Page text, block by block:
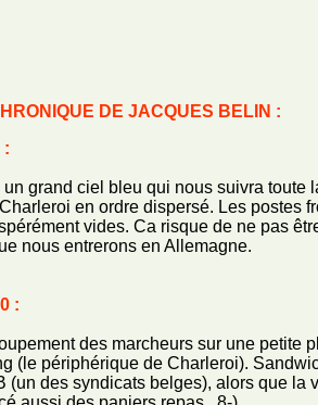
DE JACQUES BELIN :
:
un grand ciel bleu qui nous suivra toute
en ordre dispersé. Les postes
vides. Ca risque de ne pas
nous entrerons en Allemagne.
:
des marcheurs sur une petite
(le périphérique de Charleroi).
(un des syndicats belges), alors que la